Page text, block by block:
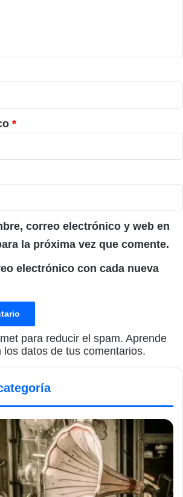
*
correo electrónico y web en
la próxima vez que comente.
electrónico con cada nueva
para reducir el spam. Aprende
datos de tus comentarios.